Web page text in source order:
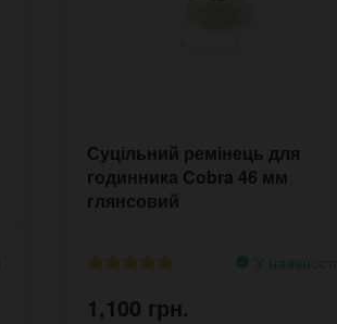
Суцільний ремінець для
годинника Cobra 46 мм
глянсовий
У наявності
1,100 грн.